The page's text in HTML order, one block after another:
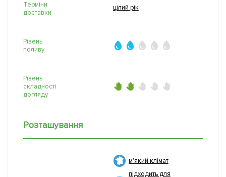
Терміни
доставки
цілий рік
Рівень
поливу
Рівень
складності
догляду
Розташування
м'який клімат
підходить для